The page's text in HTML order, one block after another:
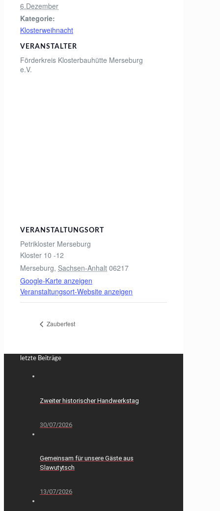
6.Dezember
Kategorie:
Klosterweihnacht
VERANSTALTER
Förderkreis Klosterbauhütte Merseburg
e.V.
VERANSTALTUNGSORT
Petrikloster Merseburg
Kloster 10 -12
Merseburg, Sachsen-Anhalt 06217
Google-Karte anzeigen
Veranstaltungsort-Website anzeigen
Zauberfest
letzte Beiträge
Zweiter historischer Handwerkstag
30/07/2026
Gemeinsam für unsere Gäste aus
Slawutytsch
13/07/2026